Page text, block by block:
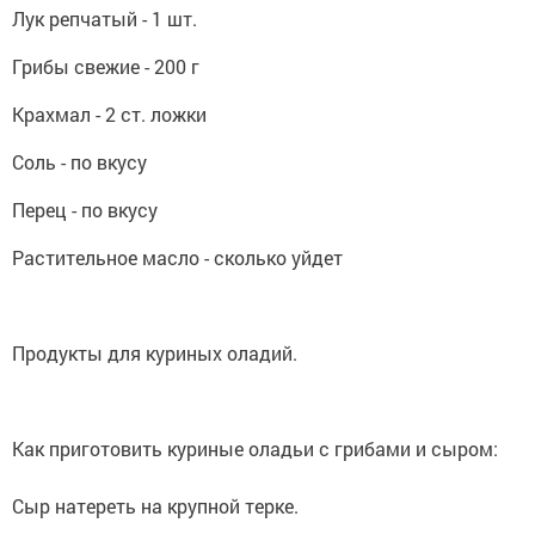
Лук репчатый - 1 шт.
Грибы свежие - 200 г
Крахмал - 2 ст. ложки
Соль - по вкусу
Перец - по вкусу
Растительное масло - сколько уйдет
Продукты для куриных оладий.
Как приготовить куриные оладьи с грибами и сыром:
Сыр натереть на крупной терке.